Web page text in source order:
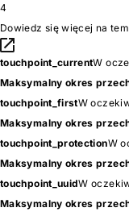
4
Dowiedz się więcej na
touchpoint_currentW
Maksymalny okres
touchpoint_firstW
Maksymalny okres
touchpoint_protectionW
Maksymalny okres
touchpoint_uuidW
Maksymalny okres